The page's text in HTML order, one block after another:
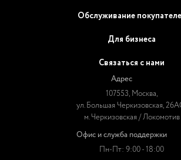
Обслуживание
Для бизнеса
Связаться с нами
Адрес
107553, Москва,
ул. Большая Черкизовская,
м. Черкизовская / Локомотив
Офис и служба поддержки
Пн-Пт: 9:00 - 18:00